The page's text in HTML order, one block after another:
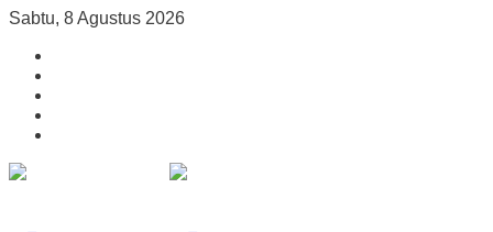
Sabtu, 8 Agustus 2026